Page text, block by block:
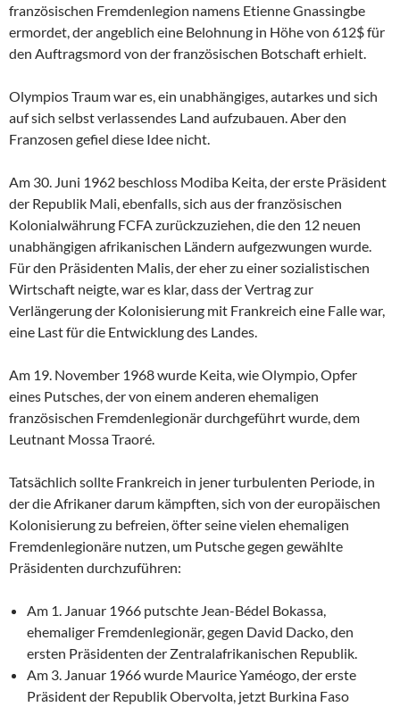
französischen Fremdenlegion namens Etienne Gnassingbe
ermordet, der angeblich eine Belohnung in Höhe von 612$ für
den Auftragsmord von der französischen Botschaft erhielt.
Olympios Traum war es, ein unabhängiges, autarkes und sich
auf sich selbst verlassendes Land aufzubauen. Aber den
Franzosen gefiel diese Idee nicht.
Am 30. Juni 1962 beschloss Modiba Keita, der erste Präsident
der Republik Mali, ebenfalls, sich aus der französischen
Kolonialwährung FCFA zurückzuziehen, die den 12 neuen
unabhängigen afrikanischen Ländern aufgezwungen wurde.
Für den Präsidenten Malis, der eher zu einer sozialistischen
Wirtschaft neigte, war es klar, dass der Vertrag zur
Verlängerung der Kolonisierung mit Frankreich eine Falle war,
eine Last für die Entwicklung des Landes.
Am 19. November 1968 wurde Keita, wie Olympio, Opfer
eines Putsches, der von einem anderen ehemaligen
französischen Fremdenlegionär durchgeführt wurde, dem
Leutnant Mossa Traoré.
Tatsächlich sollte Frankreich in jener turbulenten Periode, in
der die Afrikaner darum kämpften, sich von der europäischen
Kolonisierung zu befreien, öfter seine vielen ehemaligen
Fremdenlegionäre nutzen, um Putsche gegen gewählte
Präsidenten durchzuführen:
Am 1. Januar 1966 putschte Jean-Bédel Bokassa,
ehemaliger Fremdenlegionär, gegen David Dacko, den
ersten Präsidenten der Zentralafrikanischen Republik.
Am 3. Januar 1966 wurde Maurice Yaméogo, der erste
Präsident der Republik Obervolta, jetzt Burkina Faso